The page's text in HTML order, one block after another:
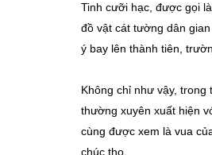
Tinh cưỡi hạc, được gọi
đồ vật cát tường dân
ý bay lên thành tiên,
Không chỉ như vậy,
thường xuyên xuất hiện
cùng được xem là vua
chúc thọ.